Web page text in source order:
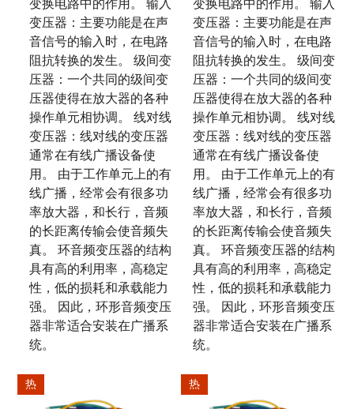
变换电路中的作用。 输入
变压器：主要功能是在声
音信号的输入时，在电路
阻抗转换的发生。 级间变
压器：一个共同的级间变
压器使得在放大器的各种
操作单元相协调。 线对线
变压器：线对线的变压器
通常在有线广播设备使
用。 由于工作单元上的有
线广播，经常会有很多功
率放大器，和长行，音频
的长距离传输会使音频失
真。 环音频变压器的结构
具有高的利用率，高稳定
性，低的损耗和承载能力
强。 因此，环形音频变压
器非常适合安装在广播系
统。
变换电路中的作用。 输入
变压器：主要功能是在声
音信号的输入时，在电路
阻抗转换的发生。 级间变
压器：一个共同的级间变
压器使得在放大器的各种
操作单元相协调。 线对线
变压器：线对线的变压器
通常在有线广播设备使
用。 由于工作单元上的有
线广播，经常会有很多功
率放大器，和长行，音频
的长距离传输会使音频失
真。 环音频变压器的结构
具有高的利用率，高稳定
性，低的损耗和承载能力
强。 因此，环形音频变压
器非常适合安装在广播系
统。
热 热